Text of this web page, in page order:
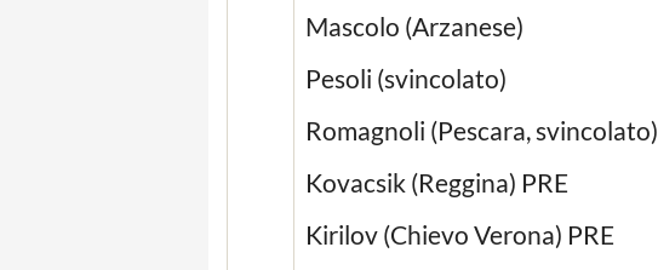
Mascolo (Arzanese)
Pesoli (svincolato)
Romagnoli (Pescara, svincolato)
Kovacsik (Reggina) PRE
Kirilov (Chievo Verona) PRE